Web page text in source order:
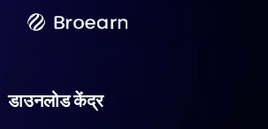
डाउनलोड केंद्र